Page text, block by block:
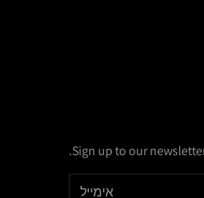
Sign up to our